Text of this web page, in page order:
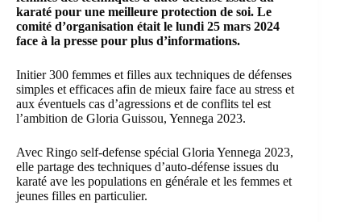
karaté pour une meilleure protection de soi. Le
comité d’organisation était le lundi 25 mars 2024
face à la presse pour plus d’informations.
Initier 300 femmes et filles aux techniques de défenses
simples et efficaces afin de mieux faire face au stress et
aux éventuels cas d’agressions et de conflits tel est
l’ambition de Gloria Guissou, Yennega 2023.
Avec Ringo self-defense spécial Gloria Yennega 2023,
elle partage des techniques d’auto-défense issues du
karaté ave les populations en générale et les femmes et
jeunes filles en particulier.